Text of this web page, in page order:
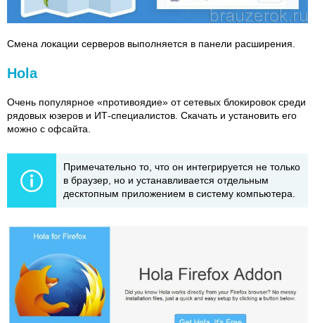
Смена локации серверов выполняется в панели расширения.
Hola
Очень популярное «противоядие» от сетевых блокировок среди
рядовых юзеров и ИТ-специалистов. Скачать и установить его
можно с офсайта.
Примечательно то, что он интегрируется не только
в браузер, но и устанавливается отдельным
десктопным приложением в систему компьютера.